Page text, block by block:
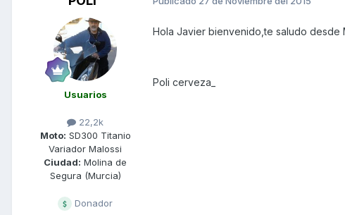
Usuarios
22,2k
Moto: SD300 Titanio
Variador Malossi
Ciudad: Molina de
Segura (Murcia)
Donador
Hola Javier bienvenido,te saludo desde
Poli cerveza_